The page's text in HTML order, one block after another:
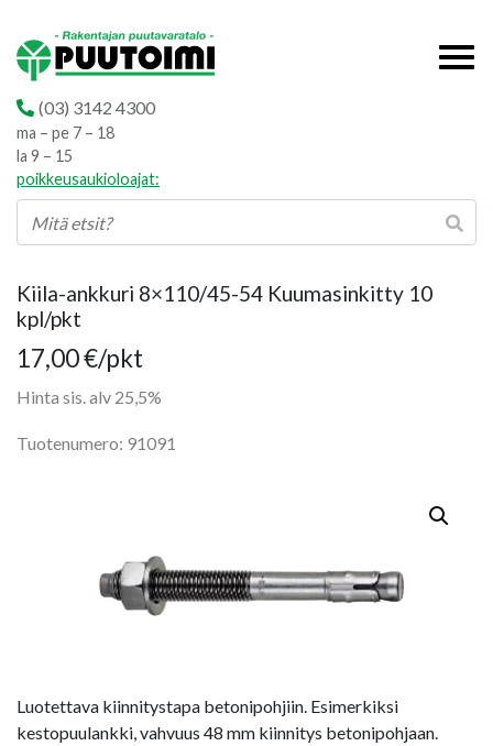
(03) 3142 4300
ma – pe 7 – 18
la 9 – 15
poikkeusaukioloajat:
Kiila-ankkuri 8×110/45-54 Kuumasinkitty 10
kpl/pkt
17,00€/pkt
Hinta sis. alv 25,5%
Tuotenumero: 91091
Luotettava kiinnitystapa betonipohjiin. Esimerkiksi
kestopuulankki, vahvuus 48 mm kiinnitys betonipohjaan.